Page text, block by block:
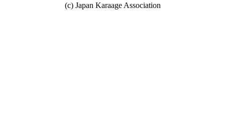
(c) Japan Karaage Association